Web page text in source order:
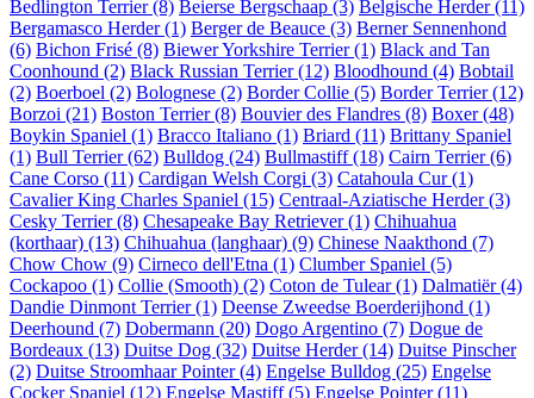
Bedlington Terrier(8) Beierse Bergschaap (3) Belgische Herder(11)
Bergamasco Herder(1) Berger de Beauce (3) Berner Sennenhond
(6) Bichon Frisé (8) Biewer Yorkshire Terrier(1) Black and Tan
Coonhound (2) Black Russian Terrier(12) Bloodhound (4) Bobtail
(2) Boerboel (2) Bolognese (2) Border Collie (5) Border Terrier(12)
Borzoi (21) Boston Terrier(8) Bouvier des Flandres (8) Boxer(48)
Boykin Spaniel (1) Bracco Italiano (1) Briard (11) Brittany Spaniel
(1) Bull Terrier(62) Bulldog (24) Bullmastiff(18) Cairn Terrier(6)
Cane Corso (11) Cardigan Welsh Corgi (3) Catahoula Cur(1)
Cavalier King Charles Spaniel (15) Centraal-Aziatische Herder(3)
Cesky Terrier(8) Chesapeake Bay Retriever(1) Chihuahua
(korthaar) (13) Chihuahua (langhaar) (9) Chinese Naakthond (7)
Chow Chow (9) Cirneco dell'Etna (1) Clumber Spaniel (5)
Cockapoo (1) Collie (Smooth) (2) Coton de Tulear(1) Dalmatiër(4)
Dandie Dinmont Terrier(1) Deense Zweedse Boerderijhond (1)
Deerhound (7) Dobermann (20) Dogo Argentino (7) Dogue de
Bordeaux (13) Duitse Dog (32) Duitse Herder(14) Duitse Pinscher
(2) Duitse Stroomhaar Pointer(4) Engelse Bulldog (25) Engelse
Cocker Spaniel (12) Engelse Mastiff(5) Engelse Pointer(11)